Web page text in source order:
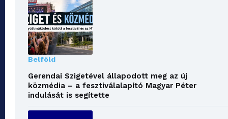
Belföld
Gerendai Szigetével állapodott meg az új
közmédia – a fesztiválalapító Magyar Péter
indulását is segítette